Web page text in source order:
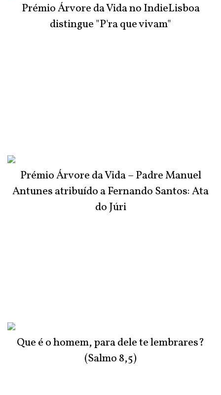
Prémio Árvore da Vida no IndieLisboa
distingue "P'ra que vivam"
Prémio Árvore da Vida – Padre Manuel
Antunes atribuído a Fernando Santos: Ata
do Júri
Que é o homem, para dele te lembrares?
(Salmo 8,5)